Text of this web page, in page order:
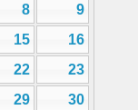
8
9
15
16
22
23
29
30